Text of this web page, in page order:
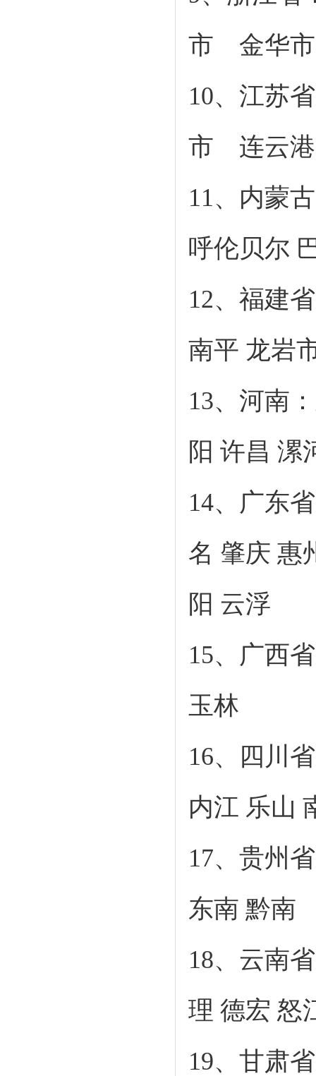
市 金华市
10、江苏
市 连云港
11、内蒙
呼伦贝尔
12、福建
南平 龙岩
13、河南
阳 许昌 漯
14、广东
名 肇庆 惠
阳 云浮
15、广西
玉林
16、四川
内江 乐山
17、贵州
东南 黔南
18、云南
理 德宏 怒
19、甘肃